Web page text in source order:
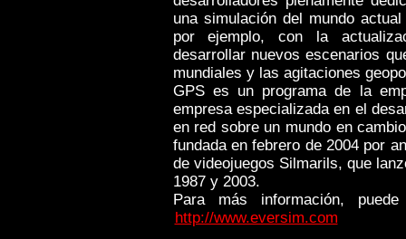
una simulación del mundo
por ejemplo, con la
desarrollar nuevos escenarios
mundiales y las agitaciones
GPS es un programa de la
empresa especializada en el
en red sobre un mundo en
fundada en febrero de 2004 por
de videojuegos Silmarils, que
1987 y 2003.
Para más información,
http://www.eversim.com